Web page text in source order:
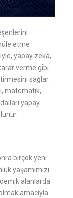
etme
yapay zeka,
verme gibi
sağlar.
matematik,
yapay
birçok yeni
yaşamımızı
alanlarda
amacıyla